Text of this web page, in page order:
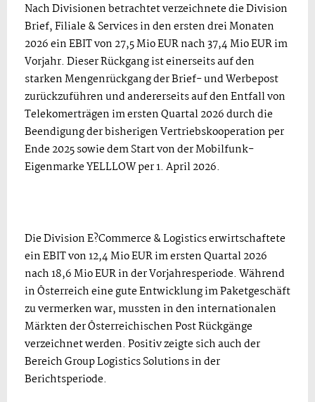
Nach Divisionen betrachtet verzeichnete die Division
Brief, Filiale & Services in den ersten drei Monaten
2026 ein EBIT von 27,5 Mio EUR nach 37,4 Mio EUR im
Vorjahr. Dieser Rückgang ist einerseits auf den
starken Mengenrückgang der Brief- und Werbepost
zurückzuführen und andererseits auf den Entfall von
Telekomerträgen im ersten Quartal 2026 durch die
Beendigung der bisherigen Vertriebskooperation per
Ende 2025 sowie dem Start von der Mobilfunk-
Eigenmarke YELLLOW per 1. April 2026.
Die Division E?Commerce & Logistics erwirtschaftete
ein EBIT von 12,4 Mio EUR im ersten Quartal 2026
nach 18,6 Mio EUR in der Vorjahresperiode. Während
in Österreich eine gute Entwicklung im Paketgeschäft
zu vermerken war, mussten in den internationalen
Märkten der Österreichischen Post Rückgänge
verzeichnet werden. Positiv zeigte sich auch der
Bereich Group Logistics Solutions in der
Berichtsperiode.